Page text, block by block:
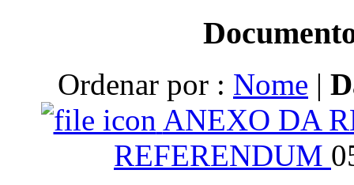
Ordenar por : Nome |
ANEXO DA
REFERENDUM